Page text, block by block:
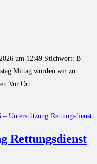
um 12:49 Stichwort: B
Mittag wurden wir zu
Ort…
Rettungsdienst